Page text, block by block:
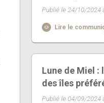
Publié le 24/10/2024
Lire le
Lune de Miel :
des îles
Publié le 04/09/2024